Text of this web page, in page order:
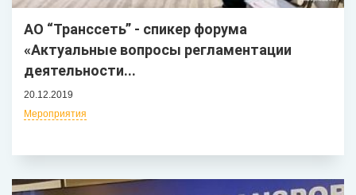
АО “Транссеть” - спикер форума
«Актуальные вопросы регламентации
деятельности...
20.12.2019
Мероприятия